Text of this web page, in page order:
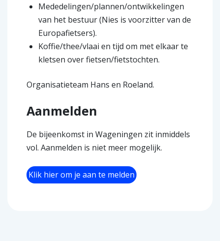
Mededelingen/plannen/ontwikkelingen
van het bestuur (Nies is voorzitter van de
Europafietsers).
Koffie/thee/vlaai en tijd om met elkaar te
kletsen over fietsen/fietstochten.
Organisatieteam Hans en Roeland.
Aanmelden
De bijeenkomst in Wageningen zit inmiddels
vol. Aanmelden is niet meer mogelijk.
Klik hier om je aan te melden